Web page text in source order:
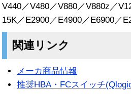
V440／V480／V880／V880z／
15K／E2900／E4900／E6900／
関連リンク
メーカ商品情報
推奨HBA・FCスイッチ